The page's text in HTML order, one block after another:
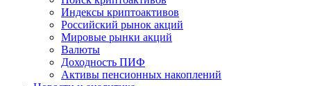
Индексы криптоактивов
Российский рынок акций
Мировые рынки акций
Валюты
Доходность ПИФ
Активы пенсионных накоплений